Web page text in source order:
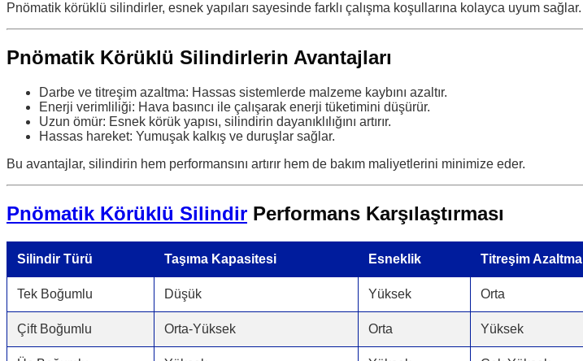
Pnömatik körüklü silindirler, esnek yapıları sayesinde farklı çalışma koşullarına kolayca uyum sağlar.
Pnömatik Körüklü Silindirlerin Avantajları
Darbe ve titreşim azaltma: Hassas sistemlerde malzeme kaybını azaltır.
Enerji verimliliği: Hava basıncı ile çalışarak enerji tüketimini düşürür.
Uzun ömür: Esnek körük yapısı, silindirin dayanıklılığını artırır.
Hassas hareket: Yumuşak kalkış ve duruşlar sağlar.
Bu avantajlar, silindirin hem performansını artırır hem de bakım maliyetlerini minimize eder.
Pnömatik Körüklü Silindir Performans Karşılaştırması
Silindir Türü Taşıma Kapasitesi Esneklik Titreşim Azaltma
Tek Boğumlu Düşük Yüksek Orta
Çift Boğumlu Orta-Yüksek Orta Yüksek